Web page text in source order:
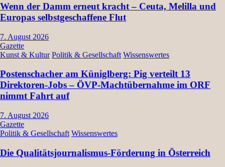
Wenn der Damm erneut kracht – Ceuta, Melilla und
Europas selbstgeschaffene Flut
7. August 2026
Gazette
Kunst & Kultur Politik & Gesellschaft Wissenswertes
Postenschacher am Küniglberg: Pig verteilt 13
Direktoren-Jobs – ÖVP-Machtübernahme im ORF
nimmt Fahrt auf
7. August 2026
Gazette
Politik & Gesellschaft Wissenswertes
Die Qualitätsjournalismus-Förderung in Österreich